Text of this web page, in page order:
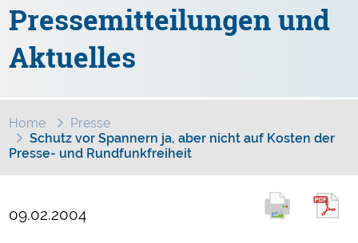
Pressemitteilungen und
Aktuelles
Home
Presse
Schutz vor Spannern ja, aber nicht auf Kosten der
Presse- und Rundfunkfreiheit
09.02.2004